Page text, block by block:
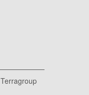
Terragroup